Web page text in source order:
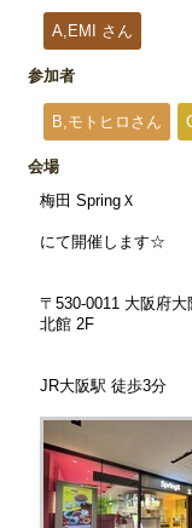
A,EMI さん
参加者
B,モトヒロさん
会場
梅田 SpringＸ
にて開催します☆
〒530-0011 大阪府
北館 2F
JR大阪駅 徒歩3分